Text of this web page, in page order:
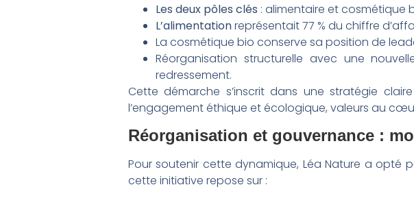
Les deux pôles clés : alimentaire et cosmétique
L’alimentationreprésentait 77 % du chiffre
La cosmétique bio conserve sa position de
Réorganisation structurelle avec une
redressement.
Cette démarche s’inscrit dans une stratégie
l’engagement éthique et écologique, valeurs au
Réorganisation et gouvernance :
Pour soutenir cette dynamique, Léa Nature a
cette initiative repose sur :